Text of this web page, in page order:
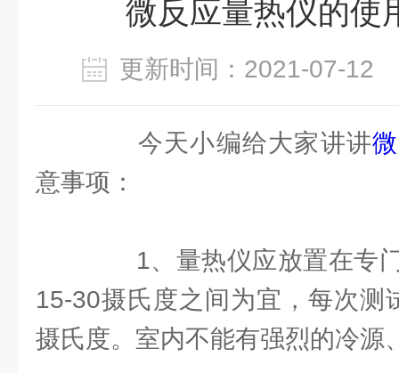
微反应量热仪的使
更新时间：2021-07-
今天小编给大家讲讲
意事项：
1、量热仪应放置在专门
15-30摄氏度之间为宜，每次测
摄氏度。室内不能有强烈的冷源